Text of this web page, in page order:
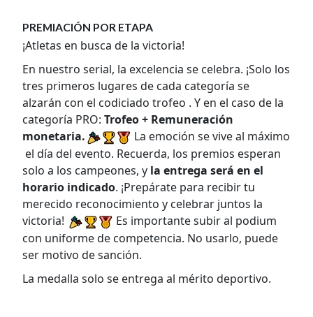
PREMIACIÓN POR ETAPA
¡Atletas en busca de la victoria!
En nuestro serial, la excelencia se celebra. ¡Solo los
tres primeros lugares de cada categoría se
alzarán con el codiciado trofeo . Y en el caso de la
categoría PRO: Trofeo + Remuneración
monetaria.
La emoción se vive al máximo
el día del evento. Recuerda, los premios esperan
solo a los campeones, y la entrega será en el
horario indicado. ¡Prepárate para recibir tu
merecido reconocimiento y celebrar juntos la
victoria!
Es importante subir al podium
con uniforme de competencia. No usarlo, puede
ser motivo de sanción.
La medalla solo se entrega al mérito deportivo.